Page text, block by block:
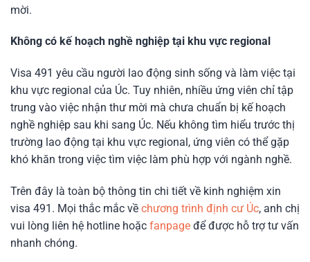
mời.
Không có kế hoạch nghề nghiệp tại khu vực regional
Visa 491 yêu cầu người lao động sinh sống và làm việc tại
khu vực regional của Úc. Tuy nhiên, nhiều ứng viên chỉ tập
trung vào việc nhận thư mời mà chưa chuẩn bị kế hoạch
nghề nghiệp sau khi sang Úc. Nếu không tìm hiểu trước thị
trường lao động tại khu vực regional, ứng viên có thể gặp
khó khăn trong việc tìm việc làm phù hợp với ngành nghề.
Trên đây là toàn bộ thông tin chi tiết về kinh nghiệm xin
visa 491. Mọi thắc mắc về chương trình định cư Úc, anh chị
vui lòng liên hệ hotline hoặc fanpage để được hỗ trợ tư vấn
nhanh chóng.